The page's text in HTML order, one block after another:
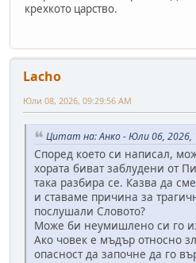
крехкото царство.
Lacho
Юли 08, 2026, 09:29:56 AM
Цитат на: Анко - Юли 06, 2026,
Според което си написал,
хората биват заблудени от
така разбира се. Казва да
и ставаме причина за
послушали Словото?
Може би неумишлено си го
Ако човек е мъдър относно
опасност да започне да го